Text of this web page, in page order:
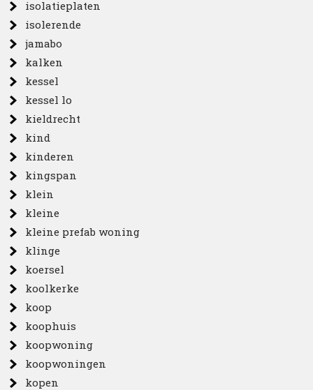
isolatieplaten
isolerende
jamabo
kalken
kessel
kessel lo
kieldrecht
kind
kinderen
kingspan
klein
kleine
kleine prefab woning
klinge
koersel
koolkerke
koop
koophuis
koopwoning
koopwoningen
kopen